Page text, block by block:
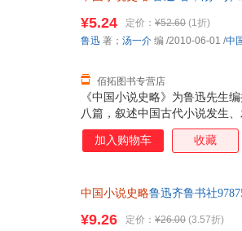
《中国小说史略》为鲁迅先生
八篇，叙述中国古代小说发生
末谴责小说。《中国小说史略
说的思想、艺术，言简意赅，
¥5.24 定价： ¥52.60 (1折)
佰拓图书专营店
鲁迅 著； 汤一介 编 /2010-06-01 /中
加入购物车 收藏
中国小说史略鲁迅齐鲁书社
¥9.26 定价： ¥26.00 (3.57折)